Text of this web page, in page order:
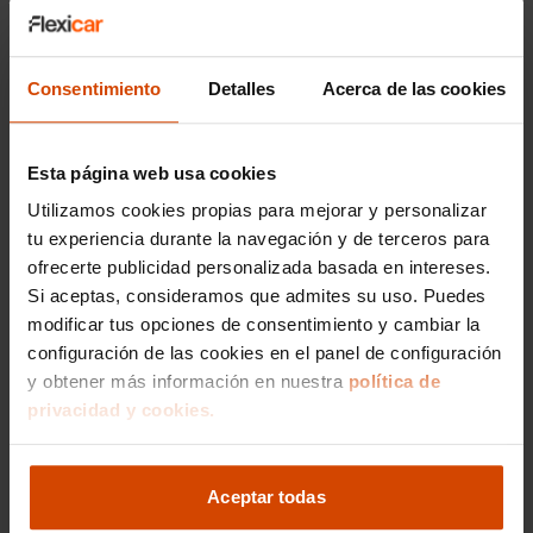
Consentimiento Detalles Acerca de las cookies
Esta página web usa cookies
Utilizamos cookies propias para mejorar y personalizar
tu experiencia durante la navegación y de terceros para
ofrecerte publicidad personalizada basada en intereses.
Si aceptas, consideramos que admites su uso. Puedes
modificar tus opciones de consentimiento y cambiar la
configuración de las cookies en el panel de configuración
y obtener más información en nuestra política de
privacidad y cookies.
Aceptar todas
total
Los conductores que eligen este SUV valoran
especialmente el ahorro mensual y la
de Flexicar Renting. Las opiniones destacan la
suavidad de su marcha y la capacidad de
respuesta del sistema híbrido en
adelantamientos. El hecho de contar con el
mantenimiento incluido
y un seguro a todo
riesgo dentro de la misma cuota elimina el estrés
financiero, permitiendo que el usuario se centre
exclusivamente en disfrutar de la conducción de
uno de los SUVs más fiables del mercado.
¿Por qué elegir este
Toyota RAV4 frente a la